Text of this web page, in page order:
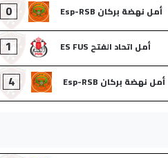
أمل نهضة بركان Esp-RSB 0
أمل اتحاد الفتح ES FUS 1
أمل نهضة بركان Esp-RSB 4